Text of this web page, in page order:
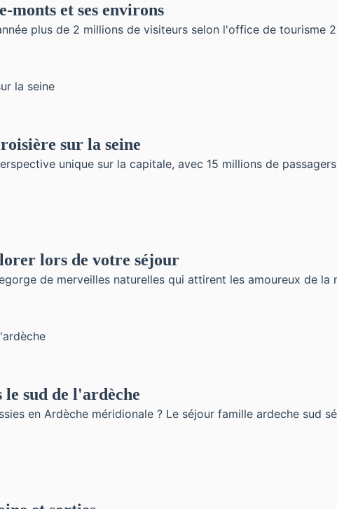
monts et ses environs
plus de 2 millions de visiteurs selon l'office de tourisme
sur la seine
unique sur la capitale, avec 15 millions de
lors de votre séjour
de merveilles naturelles qui attirent les amoureux de
sud de l'ardèche
en Ardèche méridionale ? Le séjour famille ardeche sud